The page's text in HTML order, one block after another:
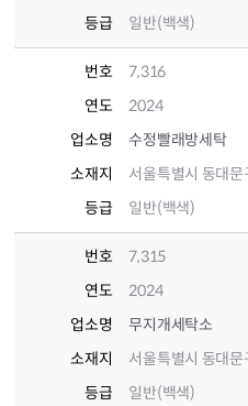
등급
일반(백색)
번호
7,316
연도
2024
업소명
수정빨래방세탁
소재지
서울특별시 동대
등급
일반(백색)
번호
7,315
연도
2024
업소명
무지개세탁소
소재지
서울특별시 동대
등급
일반(백색)